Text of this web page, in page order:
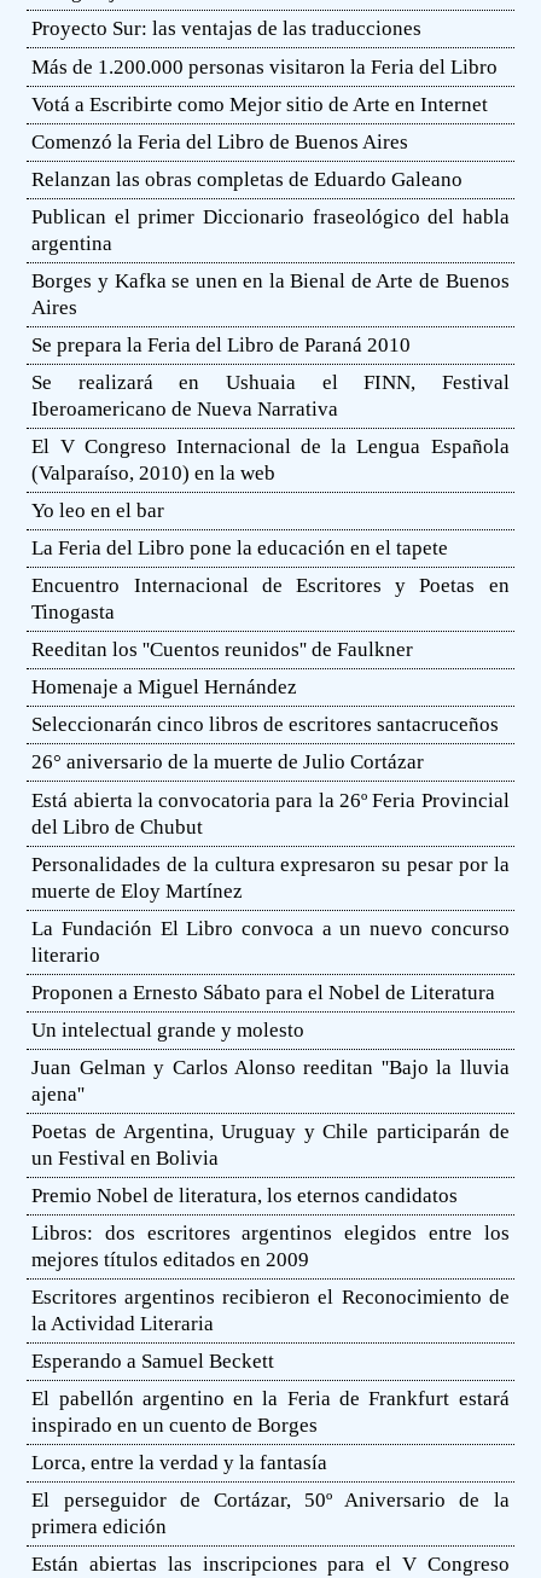
Proyecto Sur: las ventajas de las traducciones
Más de 1.200.000 personas visitaron la Feria del Libro
Votá a Escribirte como Mejor sitio de Arte en Internet
Comenzó la Feria del Libro de Buenos Aires
Relanzan las obras completas de Eduardo Galeano
Publican el primer Diccionario fraseológico del habla
argentina
Borges y Kafka se unen en la Bienal de Arte de Buenos
Aires
Se prepara la Feria del Libro de Paraná 2010
Se realizará en Ushuaia el FINN, Festival
Iberoamericano de Nueva Narrativa
El V Congreso Internacional de la Lengua Española
(Valparaíso, 2010) en la web
Yo leo en el bar
La Feria del Libro pone la educación en el tapete
Encuentro Internacional de Escritores y Poetas en
Tinogasta
Reeditan los ''Cuentos reunidos'' de Faulkner
Homenaje a Miguel Hernández
Seleccionarán cinco libros de escritores santacruceños
26° aniversario de la muerte de Julio Cortázar
Está abierta la convocatoria para la 26º Feria Provincial
del Libro de Chubut
Personalidades de la cultura expresaron su pesar por la
muerte de Eloy Martínez
La Fundación El Libro convoca a un nuevo concurso
literario
Proponen a Ernesto Sábato para el Nobel de Literatura
Un intelectual grande y molesto
Juan Gelman y Carlos Alonso reeditan ''Bajo la lluvia
ajena''
Poetas de Argentina, Uruguay y Chile participarán de
un Festival en Bolivia
Premio Nobel de literatura, los eternos candidatos
Libros: dos escritores argentinos elegidos entre los
mejores títulos editados en 2009
Escritores argentinos recibieron el Reconocimiento de
la Actividad Literaria
Esperando a Samuel Beckett
El pabellón argentino en la Feria de Frankfurt estará
inspirado en un cuento de Borges
Lorca, entre la verdad y la fantasía
El perseguidor de Cortázar, 50º Aniversario de la
primera edición
Están abiertas las inscripciones para el V Congreso